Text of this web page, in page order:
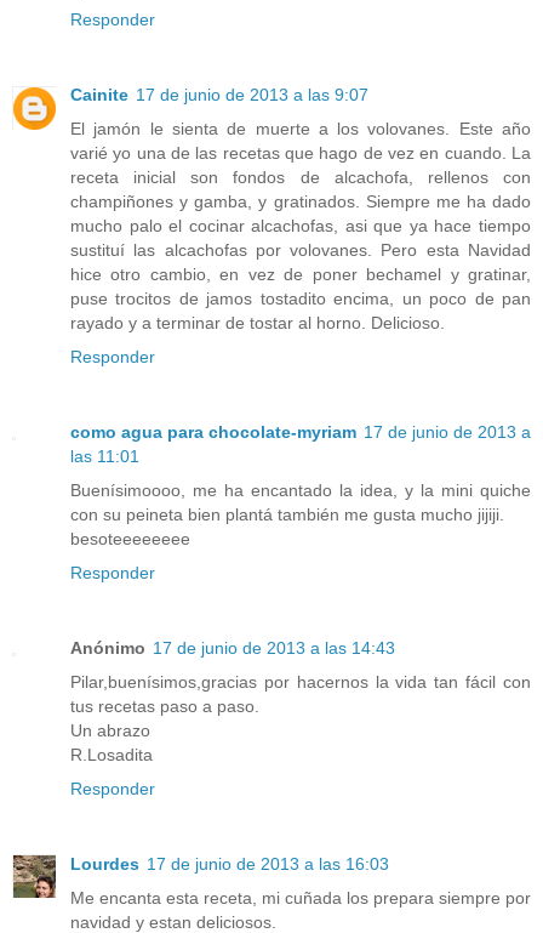
Responder
Cainite 17 de junio de 2013 a las 9:07
El jamón le sienta de muerte a los volovanes. Este año
varié yo una de las recetas que hago de vez en cuando. La
receta inicial son fondos de alcachofa, rellenos con
champiñones y gamba, y gratinados. Siempre me ha dado
mucho palo el cocinar alcachofas, asi que ya hace tiempo
sustituí las alcachofas por volovanes. Pero esta Navidad
hice otro cambio, en vez de poner bechamel y gratinar,
puse trocitos de jamos tostadito encima, un poco de pan
rayado y a terminar de tostar al horno. Delicioso.
Responder
como agua para chocolate-myriam 17 de junio de 2013 a
las 11:01
Buenísimoooo, me ha encantado la idea, y la mini quiche
con su peineta bien plantá también me gusta mucho jijiji.
besoteeeeeeee
Responder
Anónimo 17 de junio de 2013 a las 14:43
Pilar,buenísimos,gracias por hacernos la vida tan fácil con
tus recetas paso a paso.
Un abrazo
R.Losadita
Responder
Lourdes 17 de junio de 2013 a las 16:03
Me encanta esta receta, mi cuñada los prepara siempre por
navidad y estan deliciosos.